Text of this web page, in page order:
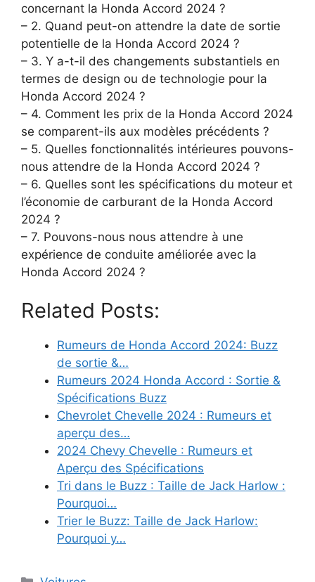
concernant la Honda Accord 2024 ?
– 2. Quand peut-on attendre la date de sortie
potentielle de la Honda Accord 2024 ?
– 3. Y a-t-il des changements substantiels en
termes de design ou de technologie pour la
Honda Accord 2024 ?
– 4. Comment les prix de la Honda Accord 2024
se comparent-ils aux modèles précédents ?
– 5. Quelles fonctionnalités intérieures pouvons-
nous attendre de la Honda Accord 2024 ?
– 6. Quelles sont les spécifications du moteur et
l’économie de carburant de la Honda Accord
2024 ?
– 7. Pouvons-nous nous attendre à une
expérience de conduite améliorée avec la
Honda Accord 2024 ?
Related Posts:
Rumeurs de Honda Accord 2024: Buzz
de sortie &…
Rumeurs 2024 Honda Accord : Sortie &
Spécifications Buzz
Chevrolet Chevelle 2024 : Rumeurs et
aperçu des…
2024 Chevy Chevelle : Rumeurs et
Aperçu des Spécifications
Tri dans le Buzz : Taille de Jack Harlow :
Pourquoi…
Trier le Buzz: Taille de Jack Harlow:
Pourquoi y…